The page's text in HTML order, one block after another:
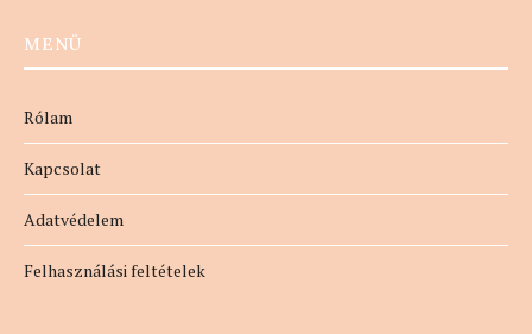
MENÜ
Rólam
Kapcsolat
Adatvédelem
Felhasználási feltételek